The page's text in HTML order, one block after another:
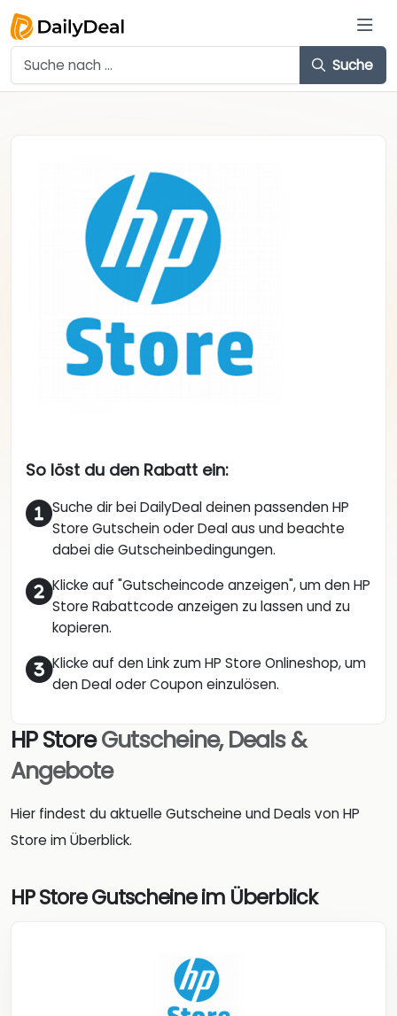
Suche
So löst du den Rabatt ein:
Suche dir bei DailyDeal deinen passenden HP
Store Gutschein oder Deal aus und beachte
dabei die Gutscheinbedingungen.
Klicke auf "Gutscheincode anzeigen", um den HP
Store Rabattcode anzeigen zu lassen und zu
kopieren.
Klicke auf den Link zum HP Store Onlineshop, um
den Deal oder Coupon einzulösen.
HP StoreGutscheine, Deals &
Angebote
Hier findest du aktuelle Gutscheine und Deals von HP
Store im Überblick.
HP Store Gutscheine im Überblick